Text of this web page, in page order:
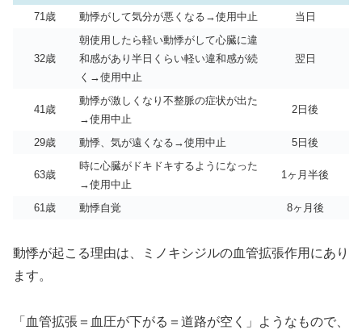
71歳
動悸がして気分が悪くなる→使用中止 当日
32歳
朝使用したら軽い動悸がして心臓に違
和感があり半日くらい軽い違和感が続
く→使用中止
翌日
41歳
動悸が激しくなり不整脈の症状が出た
→使用中止
2日後
29歳 動悸、気が遠くなる→使用中止 5日後
63歳
時に心臓がドキドキするようになった
→使用中止
1ヶ月半後
61歳 動悸自覚 8ヶ月後
動悸が起こる理由は、ミノキシジルの血管拡張作用にあり
ます。
「血管拡張＝血圧が下がる＝道路が空く」ようなもので、